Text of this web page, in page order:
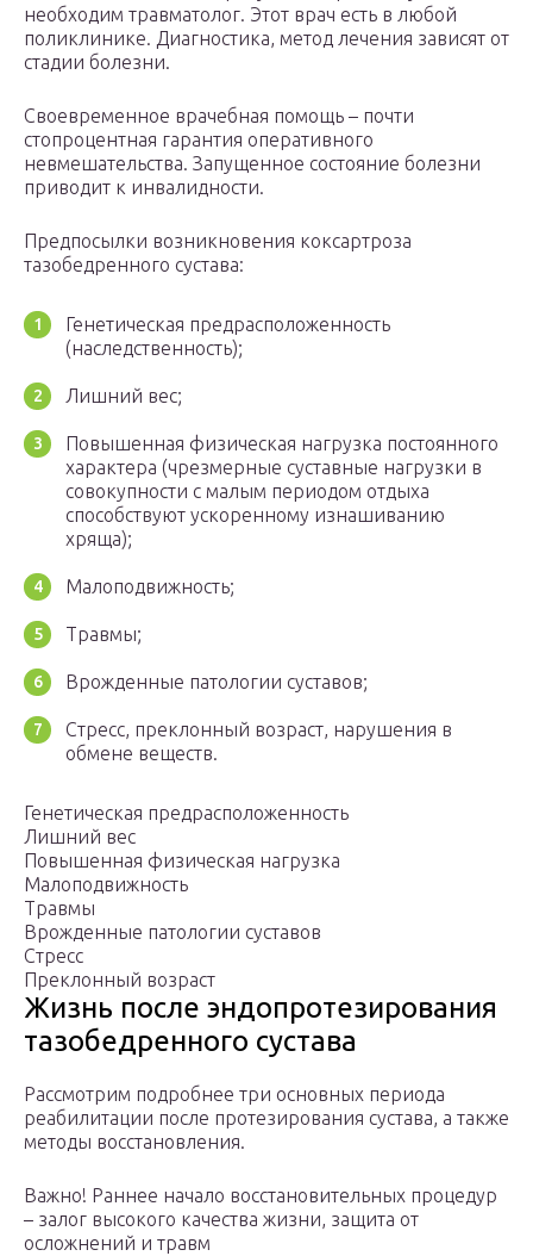
необходим травматолог. Этот врач есть в любой
поликлинике. Диагностика, метод лечения зависят от
стадии болезни.
Своевременное врачебная помощь – почти
стопроцентная гарантия оперативного
невмешательства. Запущенное состояние болезни
приводит к инвалидности.
Предпосылки возникновения коксартроза
тазобедренного сустава:
Генетическая предрасположенность
(наследственность);
Лишний вес;
Повышенная физическая нагрузка постоянного
характера (чрезмерные суставные нагрузки в
совокупности с малым периодом отдыха
способствуют ускоренному изнашиванию
хряща);
Малоподвижность;
Травмы;
Врожденные патологии суставов;
Стресс, преклонный возраст, нарушения в
обмене веществ.
Генетическая предрасположенность
Лишний вес
Повышенная физическая нагрузка
Малоподвижность
Травмы
Врожденные патологии суставов
Стресс
Преклонный возраст
Жизнь после эндопротезирования
тазобедренного сустава
Рассмотрим подробнее три основных периода
реабилитации после протезирования сустава, а также
методы восстановления.
Важно! Раннее начало восстановительных процедур
– залог высокого качества жизни, защита от
осложнений и травм